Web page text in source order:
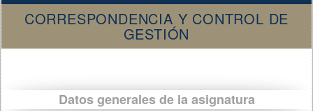
CORRESPONDENCIA Y CONTROL DE
GESTIÓN
Datos generales de la asignatura